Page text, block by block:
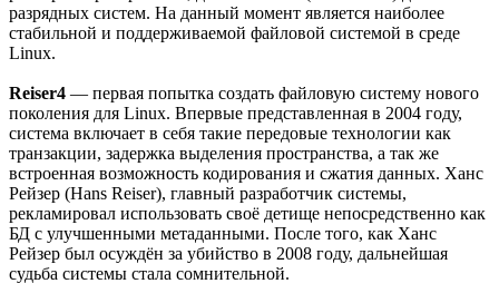
разрядных систем. На данный момент является наиболее
стабильной и поддерживаемой файловой системой в среде
Linux.
Reiser4 — первая попытка создать файловую систему нового
поколения для Linux. Впервые представленная в 2004 году,
система включает в себя такие передовые технологии как
транзакции, задержка выделения пространства, а так же
встроенная возможность кодирования и сжатия данных. Ханс
Рейзер (Hans Reiser), главный разработчик системы,
рекламировал использовать своё детище непосредственно как
БД с улучшенными метаданными. После того, как Ханс
Рейзер был осуждён за убийство в 2008 году, дальнейшая
судьба системы стала сомнительной.